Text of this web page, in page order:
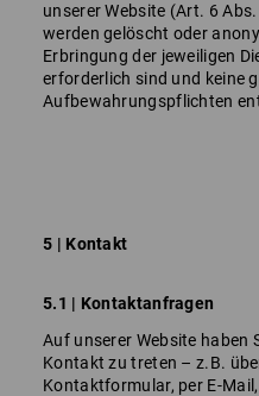
unserer Website (Art. 6
werden gelöscht oder
Erbringung der jeweiligen
erforderlich sind und keine
Aufbewahrungspflichten
5 | Kontakt
5.1 | Kontaktanfragen
Auf unserer Website haben
Kontakt zu treten – z.B.
Kontaktformular, per E-